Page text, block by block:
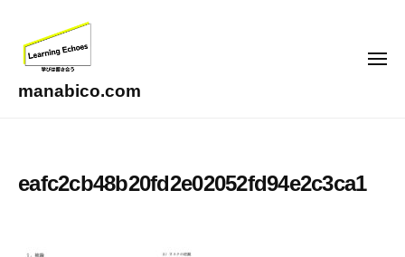
manabico.com
r
メ
eafc2cb48b20fd2e02052fd94e2c3ca1